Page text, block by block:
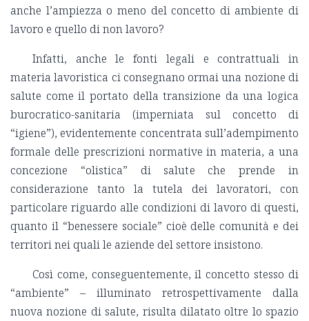
anche l’ampiezza o meno del concetto di ambiente di
lavoro e quello di non lavoro?
Infatti, anche le fonti legali e contrattuali in
materia lavoristica ci consegnano ormai una nozione di
salute come il portato della transizione da una logica
burocratico-sanitaria (imperniata sul concetto di
“igiene”), evidentemente concentrata sull’adempimento
formale delle prescrizioni normative in materia, a una
concezione “olistica” di salute che prende in
considerazione tanto la tutela dei lavoratori, con
particolare riguardo alle condizioni di lavoro di questi,
quanto il “benessere sociale” cioè delle comunità e dei
territori nei quali le aziende del settore insistono.
Così come, conseguentemente, il concetto stesso di
“ambiente” – illuminato retrospettivamente dalla
nuova nozione di salute, risulta dilatato oltre lo spazio